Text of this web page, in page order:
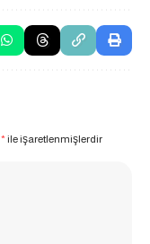
*ile işaretlenmişlerdir